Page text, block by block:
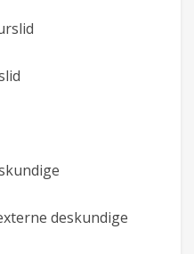
deskundige